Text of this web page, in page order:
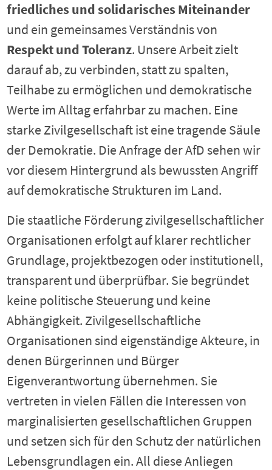
friedliches und solidarisches Miteinander
und ein gemeinsames Verständnis von
Respekt und Toleranz. Unsere Arbeit zielt
darauf ab, zu verbinden, statt zu spalten,
Teilhabe zu ermöglichen und demokratische
Werte im Alltag erfahrbar zu machen. Eine
starke Zivilgesellschaft ist eine tragende Säule
der Demokratie. Die Anfrage der AfD sehen wir
vor diesem Hintergrund als bewussten Angriff
auf demokratische Strukturen im Land.
Die staatliche Förderung zivilgesellschaftlicher
Organisationen erfolgt auf klarer rechtlicher
Grundlage, projektbezogen oder institutionell,
transparent und überprüfbar. Sie begründet
keine politische Steuerung und keine
Abhängigkeit. Zivilgesellschaftliche
Organisationen sind eigenständige Akteure, in
denen Bürgerinnen und Bürger
Eigenverantwortung übernehmen. Sie
vertreten in vielen Fällen die Interessen von
marginalisierten gesellschaftlichen Gruppen
und setzen sich für den Schutz der natürlichen
Lebensgrundlagen ein. All diese Anliegen